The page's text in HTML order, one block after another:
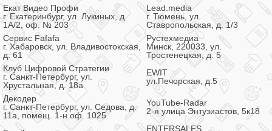
Екат Видео Профи
г. Екатеринбург, ул. Лукиных, д.
1А/2, оф. № 203
Lead.media
г. Тюмень, ул.
Ставропольская, д. 1/3
Сервис Fafafa
г. Хабаровск, ул. Владивостокская,
д. 61
Рустехмедиа
Минск, 220033, ул.
Тростенецкая, д. 5
Клуб Цифровой Стратегии
г. Санкт-Петербург, ул.
Хрустальная, д. 18а
EWIT
ул.Печорская, д.5
Декодер
г. Санкт-Петербург, ул. Седова, д.
11а, помещ. 1-н оф. 1025
YouTube-Radar
2-я улица Энтузиастов, 5к18
ENTERSALES